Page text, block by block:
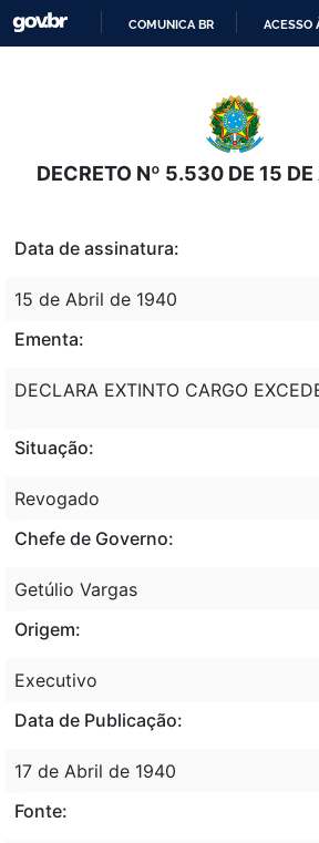
O
CONTEÚDO
COMUNICA BR ACESSO
DECRETO Nº 5.530 DE 15
Data de assinatura:
15 de Abril de 1940
Ementa:
DECLARA EXTINTO CARGO
Situação:
Revogado
Chefe de Governo:
Getúlio Vargas
Origem:
Executivo
Data de Publicação:
17 de Abril de 1940
Fonte: